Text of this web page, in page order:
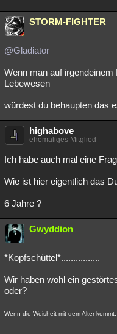
STORM-FIGHTER
@Gladiator
Wenn man auf
Lebewesen
würdest du behaupten das
highabove
ehemaliges Mitglied
Ich habe auch mal eine
Wie ist hier eigentlich das
6 Jahre ?
Gwyddion
*Kopfschüttel*................
Wir haben wohl ein
oder?
Wenn die Weisheit mit dem Alter